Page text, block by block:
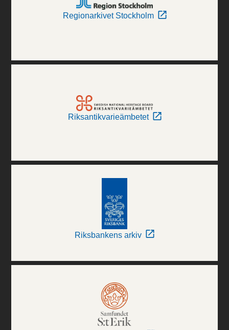
Regionarkivet Stockholm
Riksantikvarieämbetet
Riksbankens arkiv